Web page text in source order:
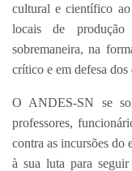
cultural e científico
locais de
sobremaneira, na
crítico e em defesa
O ANDES-SN se
professores,
contra as incursões do
à sua luta para